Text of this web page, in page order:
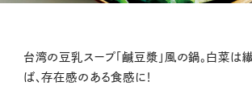
台湾の豆乳スープ「鹹豆漿」風の鍋。白菜は
ば、存在感のある食感に！